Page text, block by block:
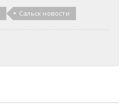
Сальск новости